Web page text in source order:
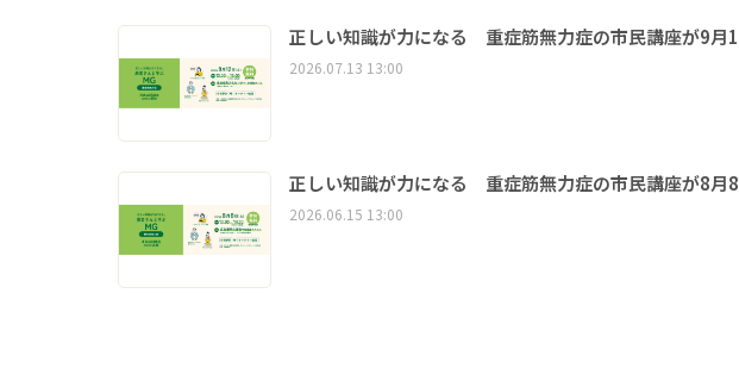
正しい知識が力になる 重症筋無力症の市民講座が9月
2026.07.13 13:00
正しい知識が力になる 重症筋無力症の市民講座が8月
2026.06.15 13:00